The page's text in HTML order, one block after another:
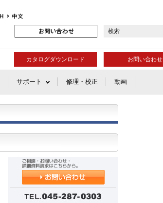
EN
カタログダウンロード お問い合わせ
サポート 修理・校正 動画